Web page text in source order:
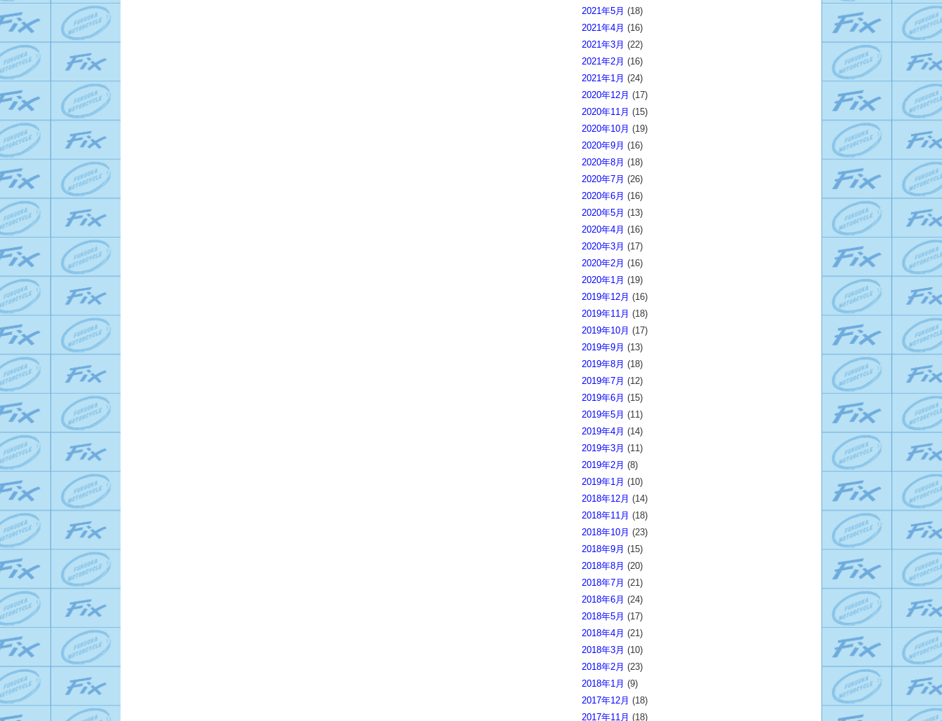
2021年5月 (18)
2021年4月 (16)
2021年3月 (22)
2021年2月 (16)
2021年1月 (24)
2020年12月 (17)
2020年11月 (15)
2020年10月 (19)
2020年9月 (16)
2020年8月 (18)
2020年7月 (26)
2020年6月 (16)
2020年5月 (13)
2020年4月 (16)
2020年3月 (17)
2020年2月 (16)
2020年1月 (19)
2019年12月 (16)
2019年11月 (18)
2019年10月 (17)
2019年9月 (13)
2019年8月 (18)
2019年7月 (12)
2019年6月 (15)
2019年5月 (11)
2019年4月 (14)
2019年3月 (11)
2019年2月 (8)
2019年1月 (10)
2018年12月 (14)
2018年11月 (18)
2018年10月 (23)
2018年9月 (15)
2018年8月 (20)
2018年7月 (21)
2018年6月 (24)
2018年5月 (17)
2018年4月 (21)
2018年3月 (10)
2018年2月 (23)
2018年1月 (9)
2017年12月 (18)
2017年11月 (18)